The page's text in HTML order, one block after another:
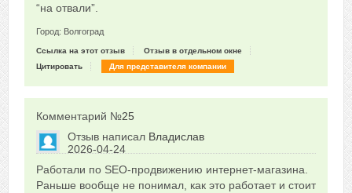
“на отвали”.
Город: Волгоград
Ссылка на этот отзыв
Отзыв в отдельном окне
Цитировать
Для представителя компании
Комментарий №25
Отзыв написал Владислав
2026-04-24
0
Сказать друзьям об отзыве
Работали по SEO-продвижению интернет-магазина.
Раньше вообще не понимал, как это работает и стоит